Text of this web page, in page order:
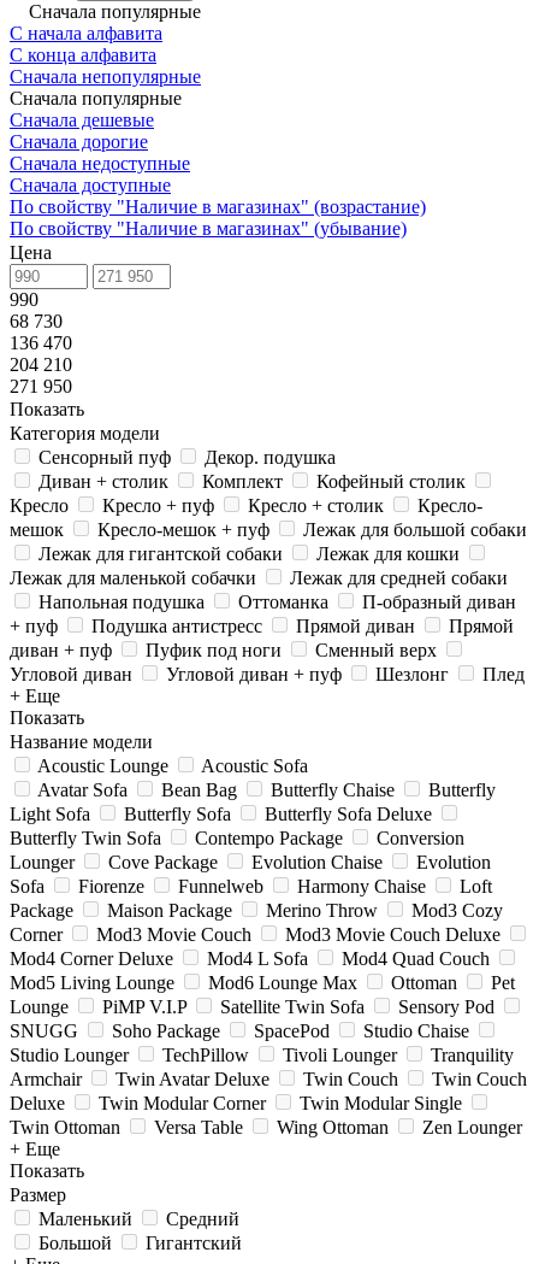
Сначала популярные
С начала алфавита
С конца алфавита
Сначала непопулярные
Сначала популярные
Сначала дешевые
Сначала дорогие
Сначала недоступные
Сначала доступные
По свойству "Наличие в магазинах" (возрастание)
По свойству "Наличие в магазинах" (убывание)
Цена
990
68 730
136 470
204 210
271 950
Показать
Категория модели
Сенсорный пуф
Декор. подушка
Диван + столик
Комплект
Кофейный столик
Кресло
Кресло + пуф Кресло + столик
Кресло-
мешок
Кресло-мешок + пуф
Лежак для большой собаки
Лежак для гигантской собаки
Лежак для кошки
Лежак для маленькой собачки
Лежак для средней собаки
Напольная подушка
Оттоманка
П-образный диван
+ пуф
Подушка антистресс Прямой диван
Прямой
диван + пуф
Пуфик под ноги
Сменный верх
Угловой диван
Угловой диван + пуф Шезлонг
Плед
+ Еще
Показать
Название модели
Acoustic Lounge
Acoustic Sofa
Avatar Sofa
Bean Bag Butterfly Chaise
Butterfly
Light Sofa
Butterfly Sofa
Butterfly Sofa Deluxe
Butterfly Twin Sofa
Contempo Package
Conversion
Lounger
Cove Package Evolution Chaise
Evolution
Sofa
Fiorenze Funnelweb Harmony Chaise
Loft
Package
Maison Package Merino Throw
Mod3 Cozy
Corner
Mod3 Movie Couch
Mod3 Movie Couch Deluxe
Mod4 Corner Deluxe
Mod4 L Sofa
Mod4 Quad Couch
Mod5 Living Lounge
Mod6 Lounge Max Ottoman
Pet
Lounge
PiMP V.I.P Satellite Twin Sofa
Sensory Pod
SNUGG
Soho Package SpacePod
Studio Chaise
Studio Lounger
TechPillow Tivoli Lounger
Tranquility
Armchair
Twin Avatar Deluxe Twin Couch
Twin Couch
Deluxe
Twin Modular Corner
Twin Modular Single
Twin Ottoman
Versa Table Wing Ottoman
Zen Lounger
+ Еще
Показать
Размер
Маленький
Средний
Большой
Гигантский